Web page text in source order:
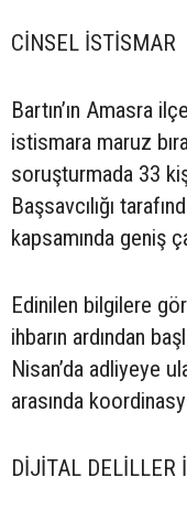
CİNSEL İSTİSMAR
Bartın’ın Amasra
istismara maruz
soruşturmada 33
Başsavcılığı
kapsamında geniş
Edinilen bilgilere
ihbarın ardından
Nisan’da adliyeye
arasında
DİJİTAL DELİLLER